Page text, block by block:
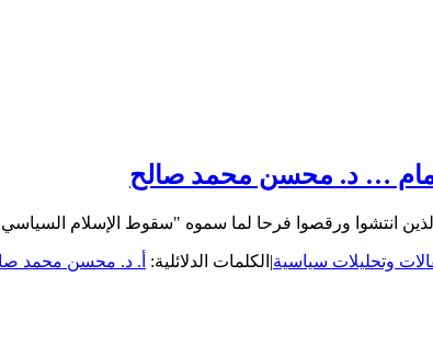
… د. محسن محمد صالح
انتشوا ورقصوا فرحا لما سموه "سقوط الإسلام
وتحليلات سياسية| الكلمات الدلائلية: أ. د. محسن محمد